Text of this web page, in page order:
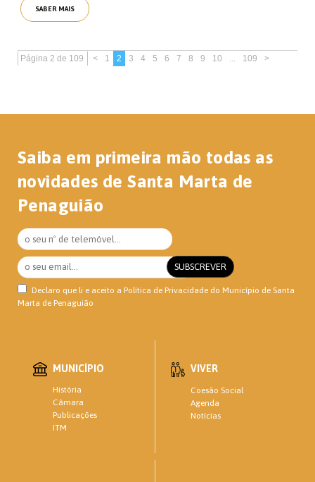
SABER MAIS
Página 2 de 109 < 1 2 3 4 5 6 7 8 9 10 ... 109 >
Saiba em primeira mão todas as
novidades de Santa Marta de
Penaguião
Declaro que li e aceito a Política de Privacidade do Município de Santa
Marta de Penaguião
MUNICÍPIO
História
Câmara
Publicações
ITM
VIVER
Coesão Social
Agenda
Notícias